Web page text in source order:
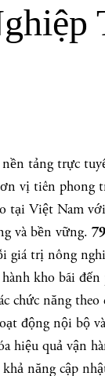
nền tảng trực
vị tiên phong
tại Việt Nam
và bền vững.
giá trị nông
kho bãi
chức năng
động nội bộ
hiệu quả vận
năng cập